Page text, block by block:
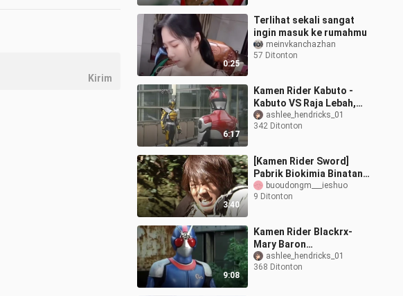
0:25
Terlihat sekali sangat
ingin masuk ke rumahmu
meinvkanchazhan
57 Ditonton
6:17
Kamen Rider Kabuto -
Kabuto VS Raja Lebah,
saat Kabuto
memunggungi Anda,
ashlee_hendricks_01
342 Ditonton
3:40
[Kamen Rider Sword]
Pabrik Biokimia Binatang
Mayat Hidup 7 Hati,
pertarungan pertama
buoudongm___ieshuo
9 Ditonton
9:08
Kamen Rider Blackrx-
Mary Baron
membangkitkan monster
yang sudah mati,
ashlee_hendricks_01
368 Ditonton
Kirim